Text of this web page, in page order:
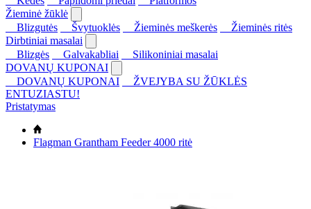
Žieminė žūklė
Blizgutės
Švytuoklės Žieminės meškerės
Žieminės ritės
Dirbtiniai masalai
Blizgės
Galvakabliai
Silikoniniai masalai
DOVANŲ KUPONAI
DOVANŲ KUPONAI
ŽVEJYBA SU ŽŪKLĖS
ENTUZIASTU!
Pristatymas
Flagman Grantham Feeder 4000 ritė